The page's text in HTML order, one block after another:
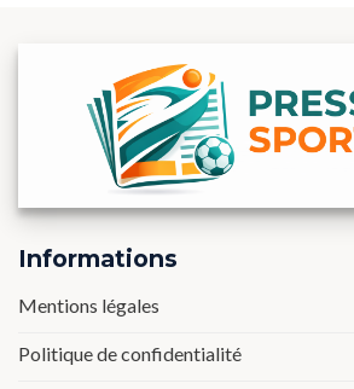
Informations
Mentions légales
Politique de confidentialité